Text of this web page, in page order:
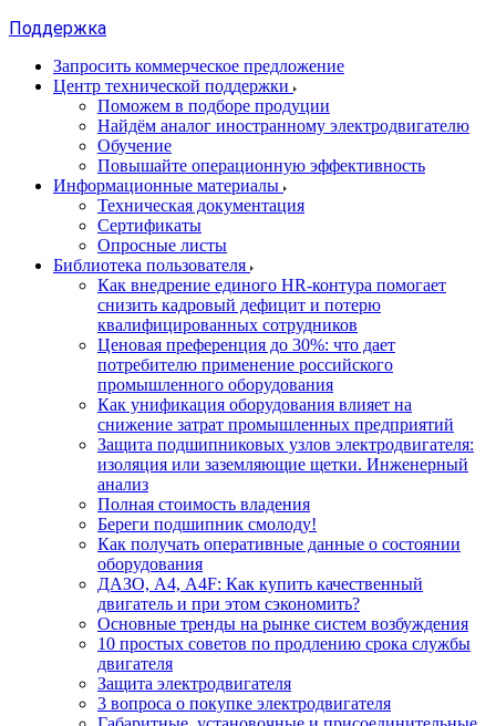
Поддержка
Запросить коммерческое предложение
Центр технической поддержки
Поможем в подборе продуции
Найдём аналог иностранному электродвигателю
Обучение
Повышайте операционную эффективность
Информационные материалы
Техническая документация
Сертификаты
Опросные листы
Библиотека пользователя
Как внедрение единого HR-контура помогает
снизить кадровый дефицит и потерю
квалифицированных сотрудников
Ценовая преференция до 30%: что дает
потребителю применение российского
промышленного оборудования
Как унификация оборудования влияет на
снижение затрат промышленных предприятий
Защита подшипниковых узлов электродвигателя:
изоляция или заземляющие щетки. Инженерный
анализ
Полная стоимость владения
Береги подшипник смолоду!
Как получать оперативные данные о состоянии
оборудования
ДАЗО, А4, А4F: Как купить качественный
двигатель и при этом сэкономить?
Основные тренды на рынке систем возбуждения
10 простых советов по продлению срока службы
двигателя
Защита электродвигателя
3 вопроса о покупке электродвигателя